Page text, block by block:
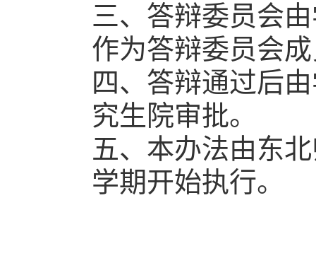
三、答辩委员会
作为答辩委员会
四、答辩通过后
究生院审批。
五、本办法由东
学期开始执行。